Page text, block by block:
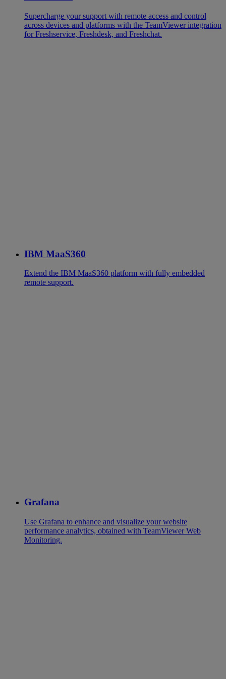
Supercharge your support with remote access and control
across devices and platforms with the TeamViewer integration
for Freshservice, Freshdesk, and Freshchat.
IBM MaaS360
Extend the IBM MaaS360 platform with fully embedded
remote support.
Grafana
Use Grafana to enhance and visualize your website
performance analytics, obtained with TeamViewer Web
Monitoring.